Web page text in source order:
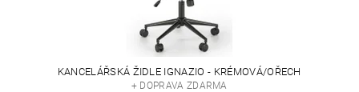
KANCELÁŘSKÁ ŽIDLE IGNAZIO - KRÉMOVÁ/OŘECH
+ DOPRAVA ZDARMA